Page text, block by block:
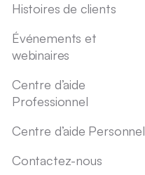
Histoires de clients
Événements et
webinaires
Centre d’aide
Professionnel
Centre d’aide Personnel
Contactez-nous